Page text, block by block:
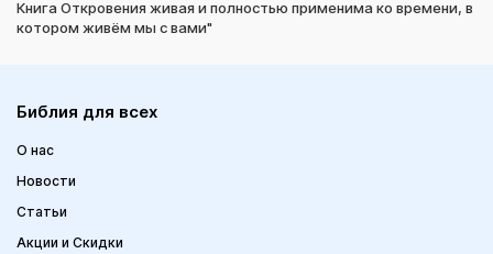
Книга Откровения живая и полностью применима ко времени, в
котором живём мы с вами"
Библия для всех
О нас
Новости
Статьи
Акции и Скидки